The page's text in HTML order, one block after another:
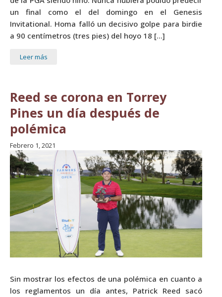
un final como el del domingo en el Genesis
Invitational. Homa falló un decisivo golpe para birdie
a 90 centímetros (tres pies) del hoyo 18 […]
Leer más
Reed se corona en Torrey
Pines un día después de
polémica
Febrero 1, 2021
Sin mostrar los efectos de una polémica en cuanto a
los reglamentos un día antes, Patrick Reed sacó